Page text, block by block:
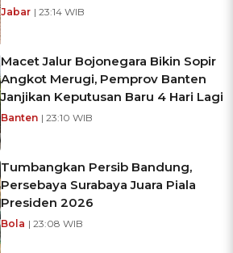
Jabar | 23:14 WIB
Macet Jalur Bojonegara Bikin Sopir
Angkot Merugi, Pemprov Banten
Janjikan Keputusan Baru 4 Hari Lagi
Banten | 23:10 WIB
Tumbangkan Persib Bandung,
Persebaya Surabaya Juara Piala
Presiden 2026
Bola | 23:08 WIB